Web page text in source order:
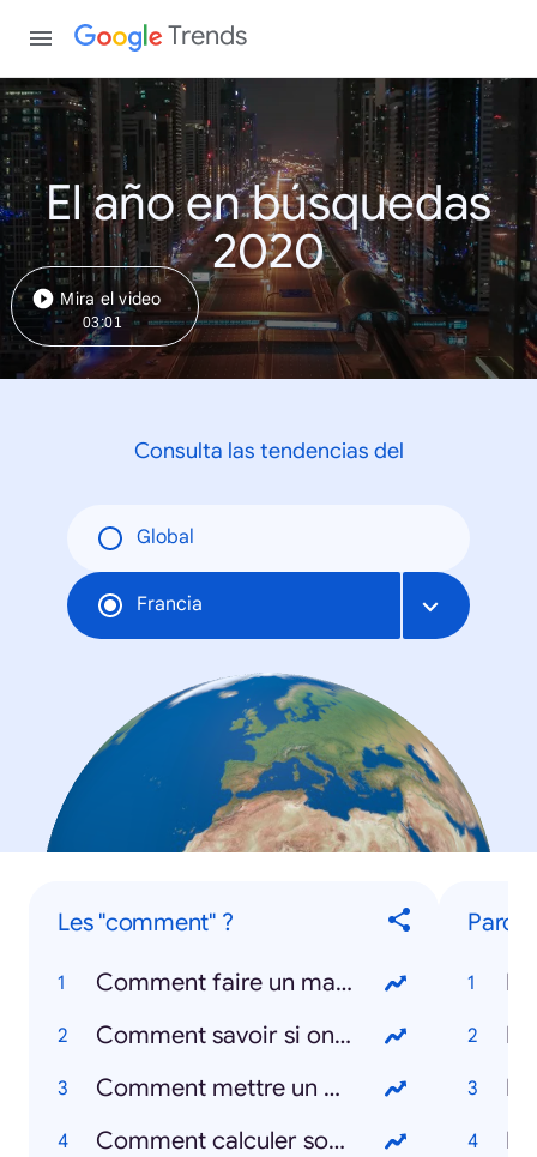
Trends
El año en búsquedas
2020
Mira el video
03:01
Consulta las tendencias del
Global
Francia
Les "comment" ?
Comment faire un masque ?
Comment savoir si on a le coronavirus ?
Comment mettre un masque ?
Comment calculer son IMC ?